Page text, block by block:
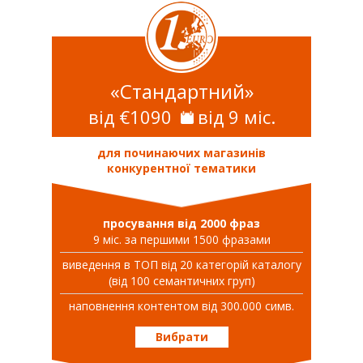
«Стандартний»
від €1090 від 9 міс.
для починаючих магазинів
конкурентної тематики
просування від 2000 фраз
9 міс. за першими 1500 фразами
виведення в ТОП від 20 категорій каталогу
(від 100 семантичних груп)
наповнення контентом від 300.000 симв.
Вибрати